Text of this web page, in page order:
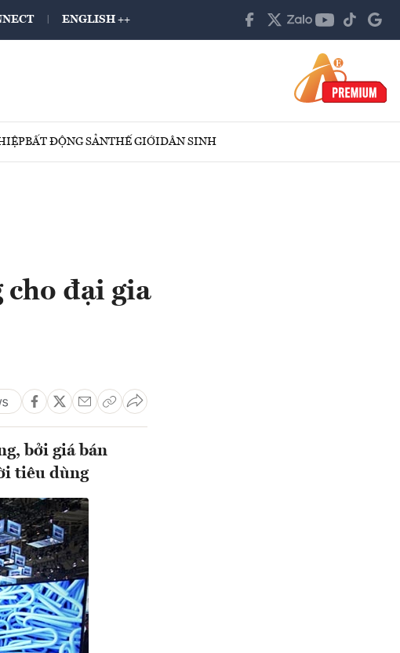
ENGLISH ++
BẤT ĐỘNG SẢNTHẾ GIỚIDÂN SINH
cho đại gia
bởi giá bán
tiêu dùng